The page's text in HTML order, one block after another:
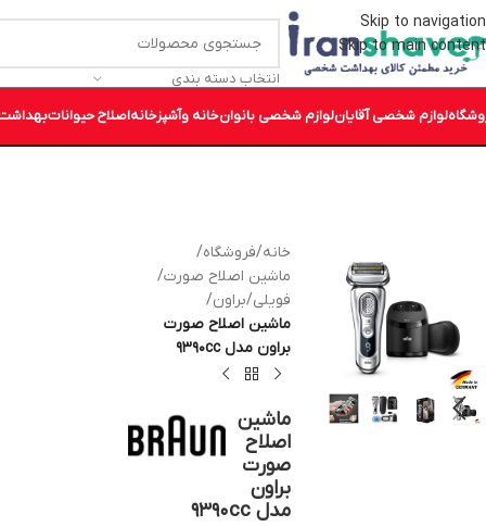
Skip to navigation
Skip to main content
انتخاب دسته بندی
لوازم شخصی آقایانلوازم شخصی بانوانخانه وآشپزخانهاصلاح حیوانات
خانه/فروشگاه/
ماشین اصلاح صورت/
فویلی/براون/
ماشین اصلاح صورت
براون مدل ۹۳۹۰cc
ماشین
اصلاح
صورت
براون
مدل ۹۳۹۰cc